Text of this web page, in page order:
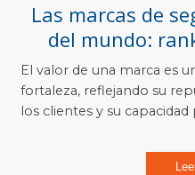
Las marcas de
del mundo:
El valor de una marca es
fortaleza, reflejando su
los clientes y su capacidad